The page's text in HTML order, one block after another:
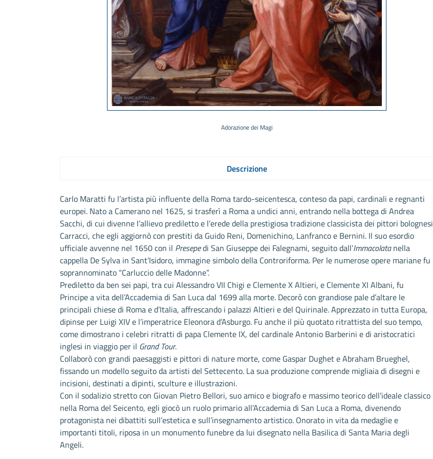
Adorazione dei Magi
Descrizione
Carlo Maratti fu l’artista più influente della Roma tardo-seicentesca, conteso da papi, cardinali e regnanti
europei. Nato a Camerano nel 1625, si trasferì a Roma a undici anni, entrando nella bottega di Andrea
Sacchi, di cui divenne l’allievo prediletto e l’erede della prestigiosa tradizione classicista dei pittori bolognesi
Carracci, che egli aggiornò con prestiti da Guido Reni, Domenichino, Lanfranco e Bernini. Il suo esordio
ufficiale avvenne nel 1650 con il Presepedi San Giuseppe dei Falegnami, seguito dall’Immacolatanella
cappella De Sylva in Sant’Isidoro, immagine simbolo della Controriforma. Per le numerose opere mariane fu
soprannominato “Carluccio delle Madonne”.
Prediletto da ben sei papi, tra cui Alessandro VII Chigi e Clemente X Altieri, e Clemente XI Albani, fu
Principe a vita dell’Accademia di San Luca dal 1699 alla morte. Decorò con grandiose pale d’altare le
principali chiese di Roma e d’Italia, affrescando i palazzi Altieri e del Quirinale. Apprezzato in tutta Europa,
dipinse per Luigi XIV e l’imperatrice Eleonora d’Asburgo. Fu anche il più quotato ritrattista del suo tempo,
come dimostrano i celebri ritratti di papa Clemente IX, del cardinale Antonio Barberini e di aristocratici
inglesi in viaggio per il Grand Tour.
Collaborò con grandi paesaggisti e pittori di nature morte, come Gaspar Dughet e Abraham Brueghel,
fissando un modello seguito da artisti del Settecento. La sua produzione comprende migliaia di disegni e
incisioni, destinati a dipinti, sculture e illustrazioni.
Con il sodalizio stretto con Giovan Pietro Bellori, suo amico e biografo e massimo teorico dell’ideale classico
nella Roma del Seicento, egli giocò un ruolo primario all’Accademia di San Luca a Roma, divenendo
protagonista nei dibattiti sull’estetica e sull’insegnamento artistico. Onorato in vita da medaglie e
importanti titoli, riposa in un monumento funebre da lui disegnato nella Basilica di Santa Maria degli
Angeli.